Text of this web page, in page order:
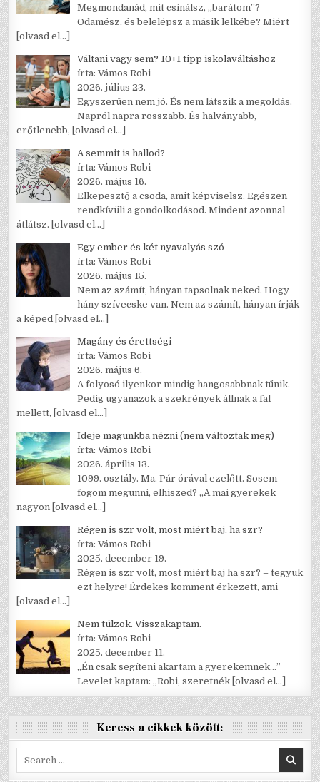
Megmondanád, mit csinálsz, „barátom”?
Odamész, és belelépsz a másik lelkébe? Miért
[olvasd el…]
Váltani vagy sem? 10+1 tipp iskolaváltáshoz
írta: Vámos Robi
2026. július 23.
Egyszerűen nem jó. És nem látszik a megoldás.
Napról napra rosszabb. És halványabb,
erőtlenebb, [olvasd el…]
A semmit is hallod?
írta: Vámos Robi
2026. május 16.
Elkepesztő a csoda, amit képviselsz. Egészen
rendkívüli a gondolkodásod. Mindent azonnal
átlátsz. [olvasd el…]
Egy ember és két nyavalyás szó
írta: Vámos Robi
2026. május 15.
Nem az számít, hányan tapsolnak neked. Hogy
hány szívecske van. Nem az számít, hányan írják
a képed [olvasd el…]
Magány és érettségi
írta: Vámos Robi
2026. május 6.
A folyosó ilyenkor mindig hangosabbnak tűnik.
Pedig ugyanazok a szekrények állnak a fal
mellett, [olvasd el…]
Ideje magunkba nézni (nem változtak meg)
írta: Vámos Robi
2026. április 13.
1099. osztály. Ma. Pár órával ezelőtt. Sosem
fogom megunni, elhiszed? „A mai gyerekek
nagyon [olvasd el…]
Régen is szr volt, most miért baj, ha szr?
írta: Vámos Robi
2025. december 19.
Régen is szr volt, most miért baj ha szr? – tegyük
ezt helyre! Érdekes komment érkezett, ami
[olvasd el…]
Nem túlzok. Visszakaptam.
írta: Vámos Robi
2025. december 11.
„Én csak segíteni akartam a gyerekemnek…”
Levelet kaptam: „Robi, szeretnék [olvasd el…]
Keress a cikkek között: